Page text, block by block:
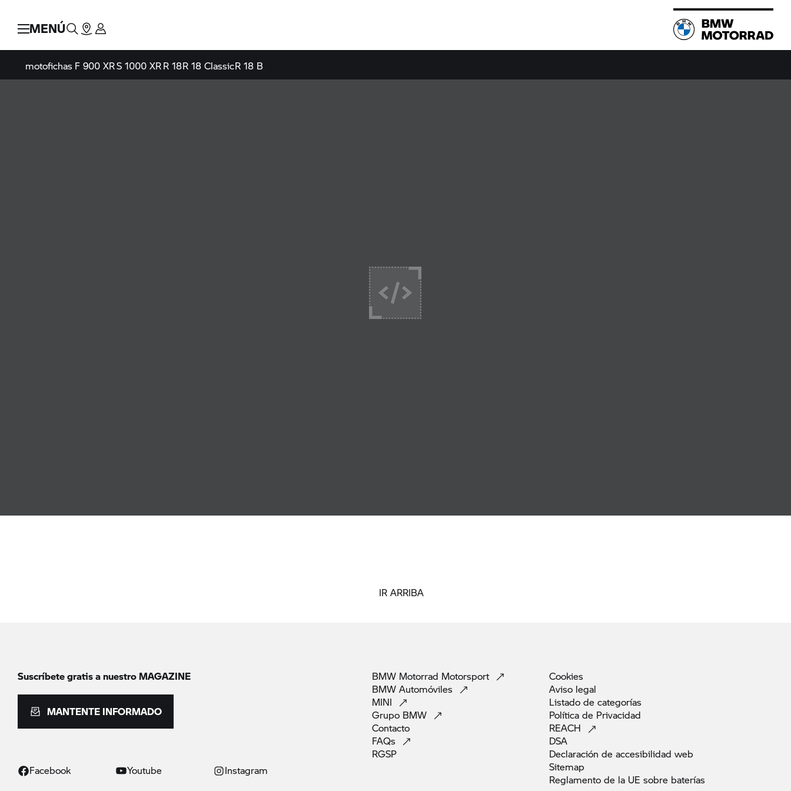
MENÚ
motofichas F 900 XRS 1000 XRR 18R 18 ClassicR 18 B
IR ARRIBA
Suscríbete gratis a nuestro MAGAZINE
MANTENTE INFORMADO
Facebook Youtube Instagram
BMW Motorrad Motorsport
BMW Automóviles
MINI
Grupo BMW
Contacto
FAQs
RGSP
Cookies
Aviso legal
Listado de categorías
Política de Privacidad
REACH
DSA
Declaración de accesibilidad web
Sitemap
Reglamento de la UE sobre baterías